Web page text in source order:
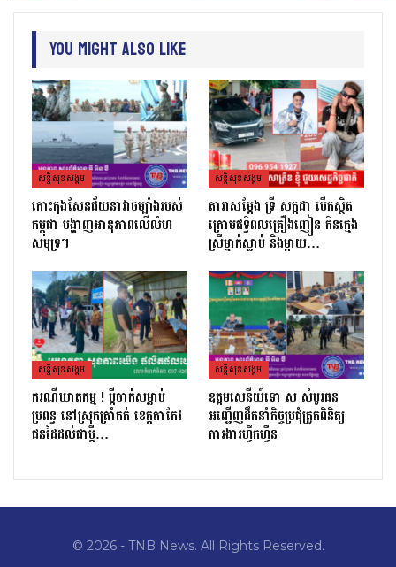
You Might Also Like
សន្តិសុខសង្គម
កោះកុងសែនជ័យនាវាចម្បាំងរបស់
កម្ពុជា បង្ហាញអានុភាពលើលំហ
សមុទ្រ។
សន្តិសុខសង្គម
តារាសម្ដែង ទ្រី សក្កដា បើកស្ថិត
ក្រោមឥទ្ធិពលគ្រឿងញៀន កិនក្មេង
ស្រីម្នាក់ស្លាប់ និងម្ដាយ…
សន្តិសុខសង្គម
ករណីឃាតកម្ម ! ប្ដីចាក់សម្លាប់
ប្រពន្ធ នៅស្រុកត្រាំកក់ ខេត្តតាកែវ
ជនដៃដល់ជាប្ដី…
សន្តិសុខសង្គម
ឧត្តមសេនីយ៍ទោ ស សំបូរធន
អញ្ជើញដឹកនាំកិច្ចប្រជុំត្រួតពិនិត្យ​
ការងារហ្វឹកហ្វឺន
© 2026 - TNB News. All Rights Reserved.